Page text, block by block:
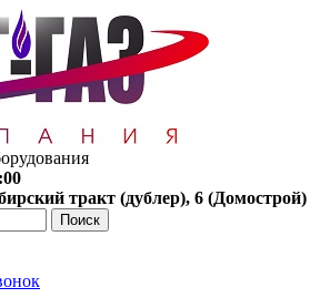
тракт (дублер), 6 (Домострой)
Поиск